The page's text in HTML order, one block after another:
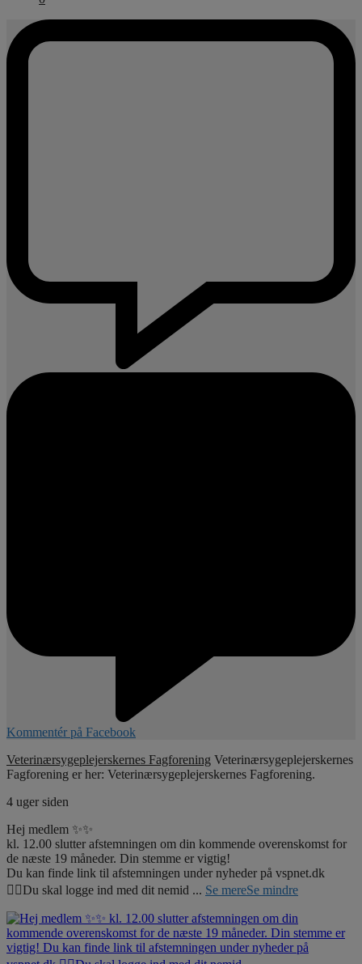
Kommentér på Facebook
Veterinærsygeplejerskernes Fagforening Veterinærsygeplejerskernes
Fagforening er her: Veterinærsygeplejerskernes Fagforening.
4 uger siden
Hej medlem ✨✨
kl. 12.00 slutter afstemningen om din kommende overenskomst for
de næste 19 måneder. Din stemme er vigtig!
Du kan finde link til afstemningen under nyheder på vspnet.dk
☝🏼Du skal logge ind med dit nemid ... Se mereSe mindre